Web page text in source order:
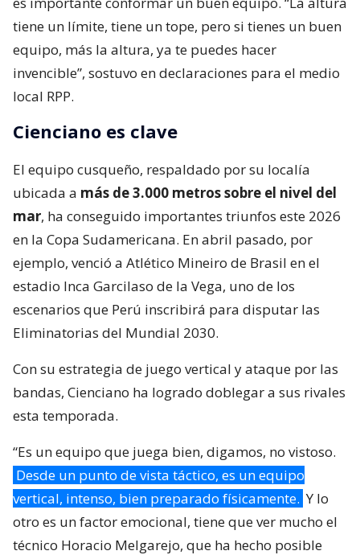
tiene un límite, tiene un tope, pero si tienes un buen
equipo, más la altura, ya te puedes hacer
invencible”, sostuvo en declaraciones para el medio
local RPP.
Cienciano es clave
El equipo cusqueño, respaldado por su localía
ubicada a más de 3.000 metros sobre el nivel del
mar, ha conseguido importantes triunfos este 2026
en la Copa Sudamericana. En abril pasado, por
ejemplo, venció a Atlético Mineiro de Brasil en el
estadio Inca Garcilaso de la Vega, uno de los
escenarios que Perú inscribirá para disputar las
Eliminatorias del Mundial 2030.
Con su estrategia de juego vertical y ataque por las
bandas, Cienciano ha logrado doblegar a sus rivales
esta temporada.
“Es un equipo que juega bien, digamos, no vistoso.
Desde un punto de vista táctico, es un equipo
vertical, intenso, bien preparado físicamente. Y lo
otro es un factor emocional, tiene que ver mucho el
técnico Horacio Melgarejo, que ha hecho posible